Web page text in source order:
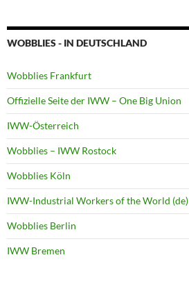
WOBBLIES - IN DEUTSCHLAND
Wobblies Frankfurt
Offizielle Seite der IWW – One Big Union
IWW-Österreich
Wobblies – IWW Rostock
Wobblies Köln
IWW-Industrial Workers of the World (de)
Wobblies Berlin
IWW Bremen